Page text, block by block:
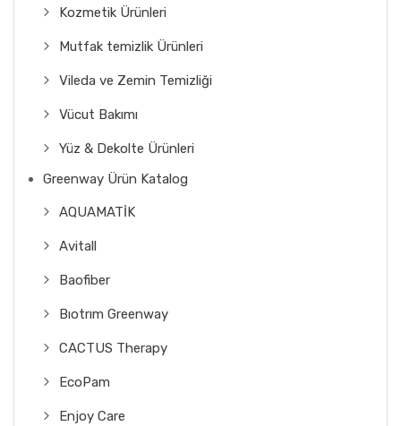
Kozmetik Ürünleri
Mutfak temizlik Ürünleri
Vileda ve Zemin Temizliği
Vücut Bakımı
Yüz & Dekolte Ürünleri
Greenway Ürün Katalog
AQUAMATİK
Avitall
Baofiber
Bıotrım Greenway
CACTUS Therapy
EcoPam
Enjoy Care